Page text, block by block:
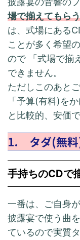
場で揃えてもら
は、式場にある
ことが多く希望
ので 「式場で揃
できません。
ただしこのあと
「予算(有料)を
と比較的、安価
1. タダ(無料
手持ちのCDで
一番は、ご自身
披露宴で使う曲
ているので実質タ